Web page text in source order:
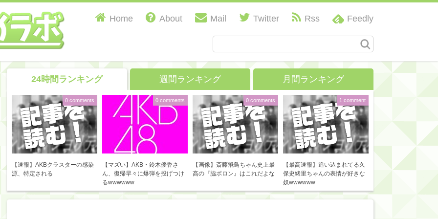
Home About Mail Twitter Rss Feedly
24時間ランキング 週間ランキング 月間ランキング
【速報】AKBクラスターの感染
源、特定される
0 comments
【マズい】AKB・鈴木優香さ
ん、復帰早々に爆弾を投げつけ
るwwwwww
0 comments
【画像】斎藤飛鳥ちゃん史上最
高の『脇ボロン』はこれだよな
0 comments
【最高速報】追い込まれてる久
保史緒里ちゃんの表情が好きな
奴wwwwww
1 comment